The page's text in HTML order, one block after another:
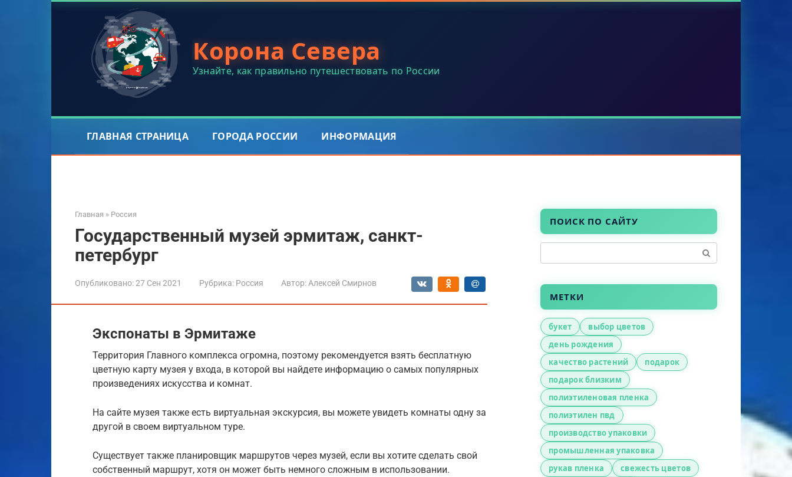
Корона Севера
Узнайте, как правильно путешествовать по России
ГЛАВНАЯ СТРАНИЦА ГОРОДА РОССИИ ИНФОРМАЦИЯ
Главная » Россия
Государственный музей эрмитаж, санкт-
петербург
Опубликовано:27 Сен 2021 Рубрика: Россия Автор: Алексей Смирнов
Экспонаты в Эрмитаже
Территория Главного комплекса огромна, поэтому рекомендуется взять бесплатную
цветную карту музея у входа, в которой вы найдете информацию о самых популярных
произведениях искусства и комнат.
На сайте музея также есть виртуальная экскурсия, вы можете увидеть комнаты одну за
другой в своем виртуальном туре.
Существует также планировщик маршрутов через музей, если вы хотите сделать свой
собственный маршрут, хотя он может быть немного сложным в использовании.
ПОИСК ПО САЙТУ
МЕТКИ
букет
выбор цветов
день рождения
качество растений
подарок
подарок близким
полиэтиленовая пленка
полиэтилен пвд
производство упаковки
промышленная упаковка
рукав пленка
свежесть цветов